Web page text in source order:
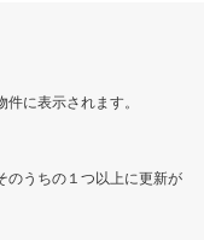
に表示されます。
のうちの１つ以上に更新が